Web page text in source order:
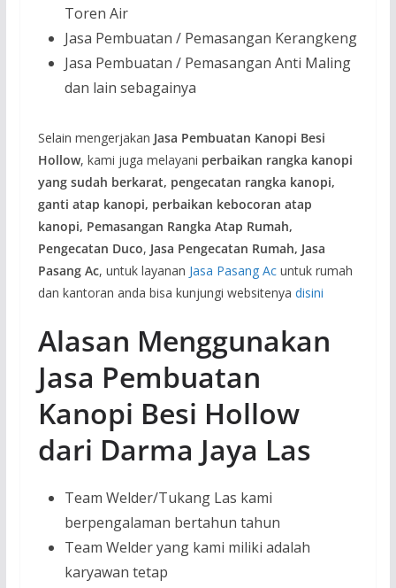
Toren Air
Jasa Pembuatan / Pemasangan Kerangkeng
Jasa Pembuatan / Pemasangan Anti Maling
dan lain sebagainya
Selain mengerjakan Jasa Pembuatan Kanopi Besi
Hollow, kami juga melayani perbaikan rangka kanopi
yang sudah berkarat, pengecatan rangka kanopi,
ganti atap kanopi, perbaikan kebocoran atap
kanopi, Pemasangan Rangka Atap Rumah,
Pengecatan Duco, Jasa Pengecatan Rumah, Jasa
Pasang Ac, untuk layanan Jasa Pasang Acuntuk rumah
dan kantoran anda bisa kunjungi websitenya disini
Alasan Menggunakan
Jasa Pembuatan
Kanopi Besi Hollow
dari Darma Jaya Las
Team Welder/Tukang Las kami
berpengalaman bertahun tahun
Team Welder yang kami miliki adalah
karyawan tetap